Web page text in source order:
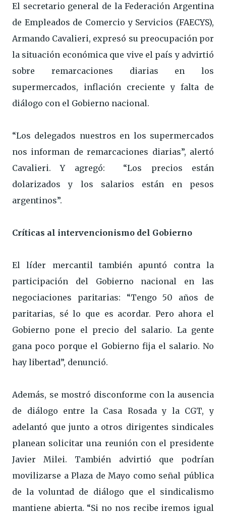
El secretario general de la Federación Argentina
de Empleados de Comercio y Servicios (FAECYS),
Armando Cavalieri, expresó su preocupación por
la situación económica que vive el país y advirtió
sobre remarcaciones diarias en los
supermercados, inflación creciente y falta de
diálogo con el Gobierno nacional.
“Los delegados nuestros en los supermercados
nos informan de remarcaciones diarias”, alertó
Cavalieri. Y agregó: “Los precios están
dolarizados y los salarios están en pesos
argentinos”.
Críticas al intervencionismo del Gobierno
El líder mercantil también apuntó contra la
participación del Gobierno nacional en las
negociaciones paritarias: “Tengo 50 años de
paritarias, sé lo que es acordar. Pero ahora el
Gobierno pone el precio del salario. La gente
gana poco porque el Gobierno fija el salario. No
hay libertad”, denunció.
Además, se mostró disconforme con la ausencia
de diálogo entre la Casa Rosada y la CGT, y
adelantó que junto a otros dirigentes sindicales
planean solicitar una reunión con el presidente
Javier Milei. También advirtió que podrían
movilizarse a Plaza de Mayo como señal pública
de la voluntad de diálogo que el sindicalismo
mantiene abierta. “Si no nos recibe iremos igual